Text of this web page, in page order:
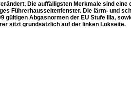
Die auffälligsten Merkmale sind
Führerhausseitenfenster. Die lärm- und
gültigen Abgasnormen der EU Stufe IIIa,
sitzt grundsätzlich auf der linken Lokseite.